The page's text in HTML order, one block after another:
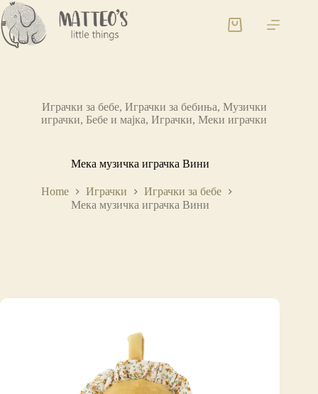
Играчки за бебе, Играчки за бебиња, Музички
играчки,Бебе и мајка,Играчки,Меки играчки
Мека музичка играчка Вини
Home Играчки
Играчки за бебе
Мека музичка играчка Вини